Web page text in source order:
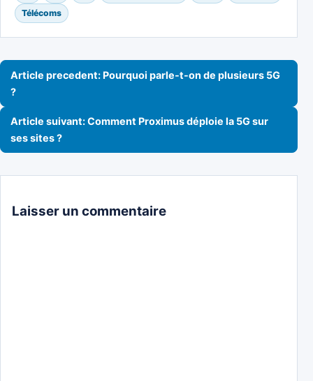
Télécoms
Navigation de l’article
Article precedent: Pourquoi parle-t-on de plusieurs 5G
?
Article suivant: Comment Proximus déploie la 5G sur
ses sites ?
Laisser un commentaire